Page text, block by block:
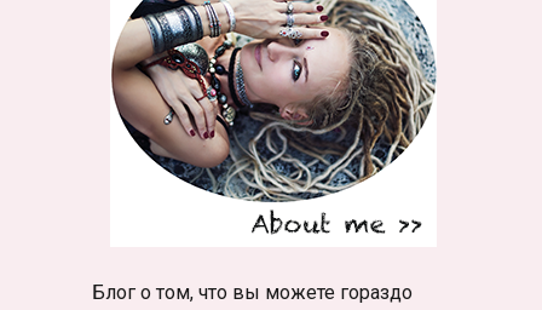
Блог о том, что вы можете гораздо